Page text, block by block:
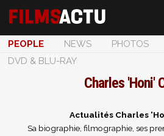
PEOPLE NEWS PHOTOS
DVD & BLU-RAY
Charles 'Honi'
Actualités Charles
Sa biographie, filmographie, ses